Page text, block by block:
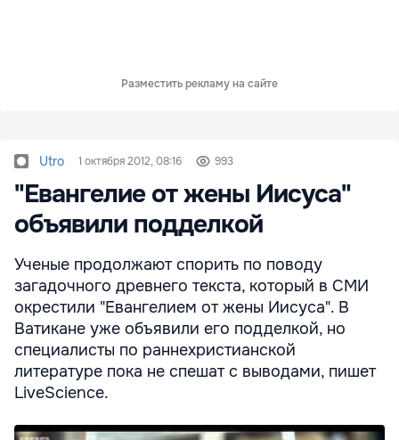
Разместить рекламу на сайте
Utro 1 октября 2012, 08:16 993
"Евангелие от жены Иисуса"
объявили подделкой
Ученые продолжают спорить по поводу
загадочного древнего текста, который в СМИ
окрестили "Евангелием от жены Иисуса". В
Ватикане уже объявили его подделкой, но
специалисты по раннехристианской
литературе пока не спешат с выводами, пишет
LiveScience.